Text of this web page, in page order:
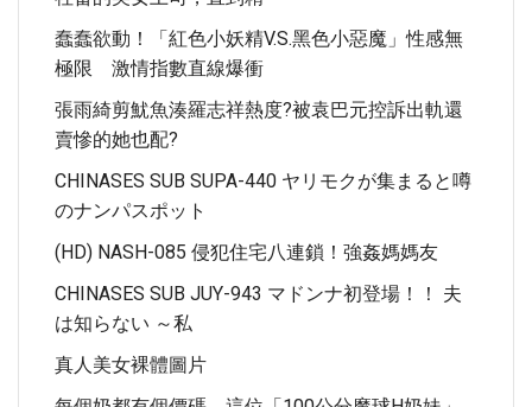
蠢蠢欲動！「紅色小妖精V.S.黑色小惡魔」性感無
極限 激情指數直線爆衝
張雨綺剪魷魚湊羅志祥熱度?被袁巴元控訴出軌還
賣慘的她也配?
CHINASES SUB SUPA-440 ヤリモクが集まると噂
のナンパスポット
(HD) NASH-085 侵犯住宅八連鎖！強姦媽媽友
CHINASES SUB JUY-943 マドンナ初登場！！ 夫
は知らない ～私
真人美女裸體圖片